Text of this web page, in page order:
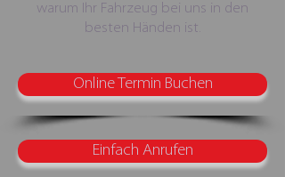
warum Ihr Fahrzeug bei uns in den
besten Händen ist.
Online Termin Buchen
Einfach Anrufen